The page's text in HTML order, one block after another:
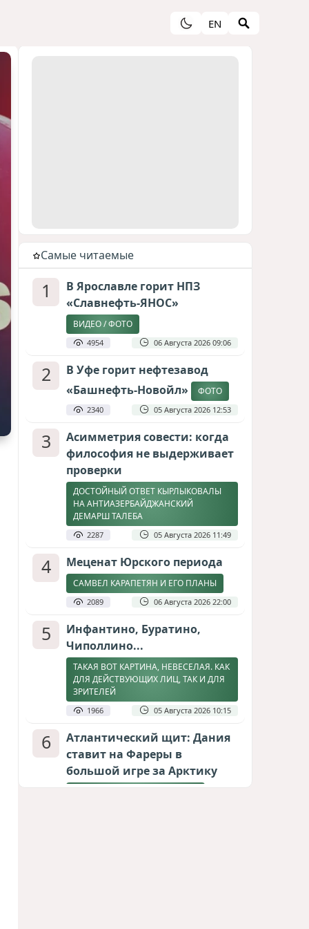
EN
Cамые читаемые
1
В Ярославле горит НПЗ
«Славнефть-ЯНОС»
ВИДЕО / ФОТО
4954 06 Августа 2026 09:06
2
В Уфе горит нефтезавод
«Башнефть-Новойл»
ФОТО
2340 05 Августа 2026 12:53
3
Асимметрия совести: когда
философия не выдерживает
проверки
ДОСТОЙНЫЙ ОТВЕТ КЫРЛЫКОВАЛЫ
НА АНТИАЗЕРБАЙДЖАНСКИЙ
ДЕМАРШ ТАЛЕБА
2287 05 Августа 2026 11:49
4 Меценат Юрского периода
САМВЕЛ КАРАПЕТЯН И ЕГО ПЛАНЫ
2089 06 Августа 2026 22:00
5
Инфантино, Буратино,
Чиполлино...
ТАКАЯ ВОТ КАРТИНА, НЕВЕСЕЛАЯ. КАК
ДЛЯ ДЕЙСТВУЮЩИХ ЛИЦ, ТАК И ДЛЯ
ЗРИТЕЛЕЙ
1966 05 Августа 2026 10:15
6
Атлантический щит: Дания
ставит на Фареры в
большой игре за Арктику